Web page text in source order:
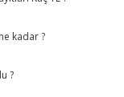
kadar ?
?